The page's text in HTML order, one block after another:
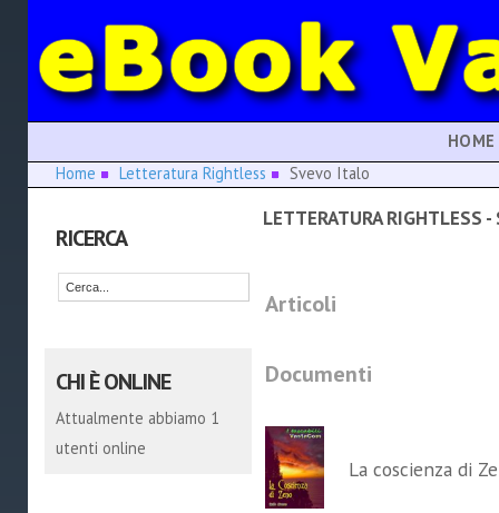
HOME
Home
Letteratura Rightless Svevo Italo
RICERCA
CHI È ONLINE
Attualmente abbiamo 1
utenti online
LETTERATURA RIGHTLESS -
Articoli
Documenti
La coscienza di